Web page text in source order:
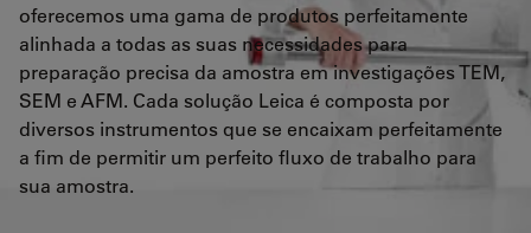
oferecemos uma gama de produtos perfeitamente
alinhada a todas as suas necessidades para
preparação precisa da amostra em investigações TEM,
SEM e AFM. Cada solução Leica é composta por
diversos instrumentos que se encaixam perfeitamente
a fim de permitir um perfeito fluxo de trabalho para
sua amostra.